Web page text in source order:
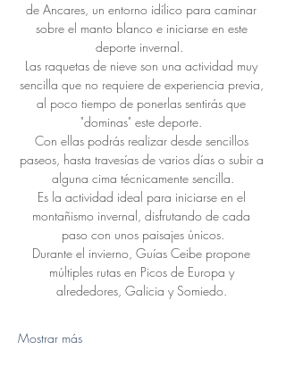
de Ancares, un entorno idílico para caminar
sobre el manto blanco e iniciarse en este
deporte invernal.
Las raquetas de nieve son una actividad muy
sencilla que no requiere de experiencia previa,
al poco tiempo de ponerlas sentirás que
"dominas" este deporte.
Con ellas podrás realizar desde sencillos
paseos, hasta travesías de varios días o subir a
alguna cima técnicamente sencilla.
Es la actividad ideal para iniciarse en el
montañismo invernal, disfrutando de cada
paso con unos paisajes únicos.
Durante el invierno, Guías Ceibe propone
múltiples rutas en Picos de Europa y
alrededores, Galicia y Somiedo.
Mostrar más